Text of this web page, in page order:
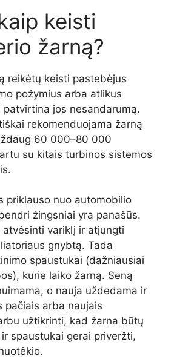
keisti
žarną?
reikėtų keisti pastebėjus
požymius arba atlikus
patvirtina jos nesandarumą.
rekomenduojama žarną
60 000–80 000
su kitais turbinos sistemos
priklauso nuo automobilio
žingsniai yra panašūs.
atvėsinti variklį ir atjungti
gnybtą. Tada
spaustukai (dažniausiai
kurie laiko žarną. Seną
o nauja uždedama ir
pačiais arba naujais
užtikrinti, kad žarna būtų
spaustukai gerai priveržti,